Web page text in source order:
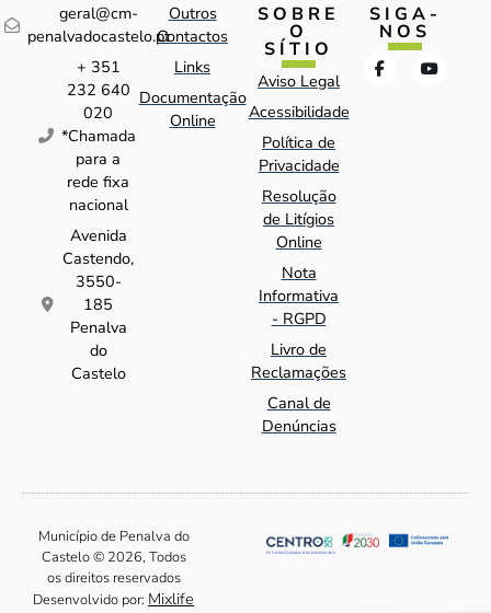
geral@cm-
penalvadocastelo.pt
+ 351
232 640
020
*Chamada
para a
rede fixa
nacional
Avenida
Castendo,
3550-
185
Penalva
do
Castelo
Outros
Contactos
Links
Documentação
Online
SOBRE
O
SÍTIO
Aviso Legal
Acessibilidade
Política de
Privacidade
Resolução
de Litígios
Online
Nota
Informativa
- RGPD
Livro de
Reclamações
Canal de
Denúncias
SIGA-
NOS
Município de Penalva do
Castelo © 2026, Todos
os direitos reservados
Desenvolvido por: Mixlife